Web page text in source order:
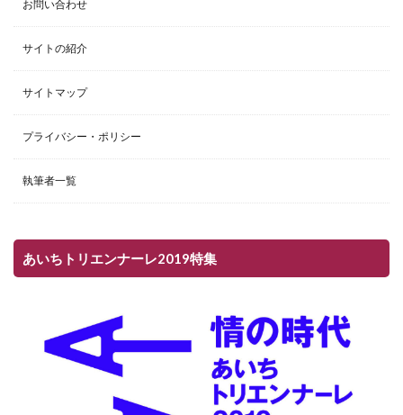
お問い合わせ
サイトの紹介
サイトマップ
プライバシー・ポリシー
執筆者一覧
あいちトリエンナーレ2019特集